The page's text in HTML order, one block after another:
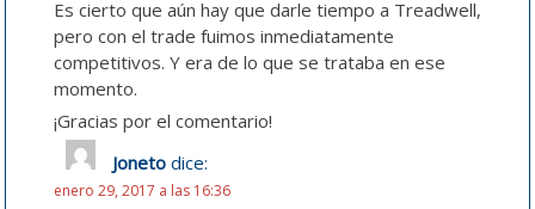
Es cierto que aún hay que darle tiempo a Treadwell,
pero con el trade fuimos inmediatamente
competitivos. Y era de lo que se trataba en ese
momento.
¡Gracias por el comentario!
Joneto dice:
enero 29, 2017 a las 16:36